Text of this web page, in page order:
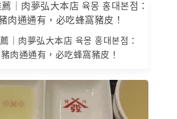
｜肉夢弘大本店 육몽 홍대본점：
肉通通有，必吃蜂窩豬皮！